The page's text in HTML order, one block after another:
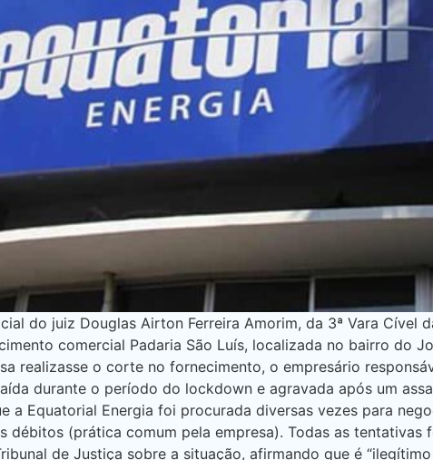
do juiz Douglas Airton Ferreira Amorim, da 3ª Vara Cível
comercial Padaria São Luís, localizada no bairro do
realizasse o corte no fornecimento, o empresário
durante o período do lockdown e agravada após um
a Equatorial Energia foi procurada diversas vezes para
(prática comum pela empresa). Todas as tentativas
de Justiça sobre a situação, afirmando que é